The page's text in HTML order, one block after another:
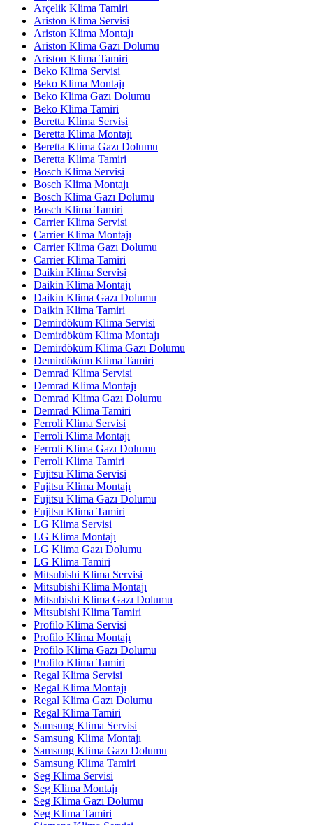
Arçelik Klima Tamiri
Ariston Klima Servisi
Ariston Klima Montajı
Ariston Klima Gazı Dolumu
Ariston Klima Tamiri
Beko Klima Servisi
Beko Klima Montajı
Beko Klima Gazı Dolumu
Beko Klima Tamiri
Beretta Klima Servisi
Beretta Klima Montajı
Beretta Klima Gazı Dolumu
Beretta Klima Tamiri
Bosch Klima Servisi
Bosch Klima Montajı
Bosch Klima Gazı Dolumu
Bosch Klima Tamiri
Carrier Klima Servisi
Carrier Klima Montajı
Carrier Klima Gazı Dolumu
Carrier Klima Tamiri
Daikin Klima Servisi
Daikin Klima Montajı
Daikin Klima Gazı Dolumu
Daikin Klima Tamiri
Demirdöküm Klima Servisi
Demirdöküm Klima Montajı
Demirdöküm Klima Gazı Dolumu
Demirdöküm Klima Tamiri
Demrad Klima Servisi
Demrad Klima Montajı
Demrad Klima Gazı Dolumu
Demrad Klima Tamiri
Ferroli Klima Servisi
Ferroli Klima Montajı
Ferroli Klima Gazı Dolumu
Ferroli Klima Tamiri
Fujitsu Klima Servisi
Fujitsu Klima Montajı
Fujitsu Klima Gazı Dolumu
Fujitsu Klima Tamiri
LG Klima Servisi
LG Klima Montajı
LG Klima Gazı Dolumu
LG Klima Tamiri
Mitsubishi Klima Servisi
Mitsubishi Klima Montajı
Mitsubishi Klima Gazı Dolumu
Mitsubishi Klima Tamiri
Profilo Klima Servisi
Profilo Klima Montajı
Profilo Klima Gazı Dolumu
Profilo Klima Tamiri
Regal Klima Servisi
Regal Klima Montajı
Regal Klima Gazı Dolumu
Regal Klima Tamiri
Samsung Klima Servisi
Samsung Klima Montajı
Samsung Klima Gazı Dolumu
Samsung Klima Tamiri
Seg Klima Servisi
Seg Klima Montajı
Seg Klima Gazı Dolumu
Seg Klima Tamiri